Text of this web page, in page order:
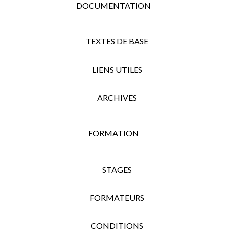
DOCUMENTATION
TEXTES DE BASE
LIENS UTILES
ARCHIVES
FORMATION
STAGES
FORMATEURS
CONDITIONS